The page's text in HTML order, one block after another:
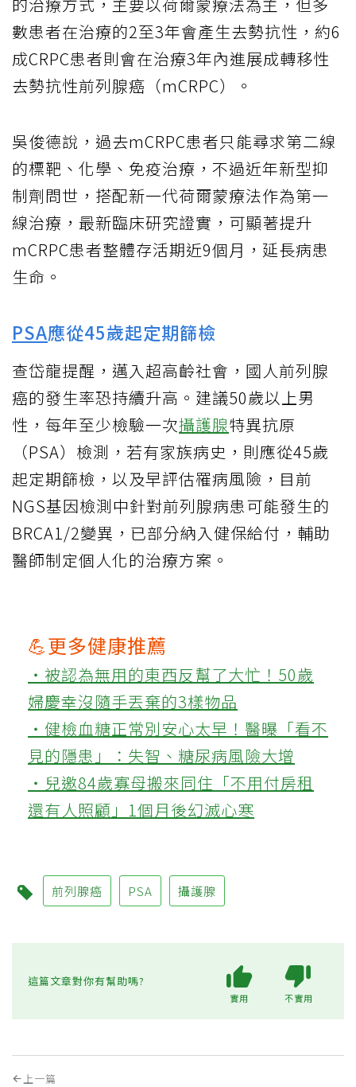
數患者在治療的2至3年會產生去勢抗性，約6
成CRPC患者則會在治療3年內進展成轉移性
去勢抗性前列腺癌（mCRPC）。
吳俊德說，過去mCRPC患者只能尋求第二線
的標靶、化學、免疫治療，不過近年新型抑
制劑問世，搭配新一代荷爾蒙療法作為第一
線治療，最新臨床研究證實，可顯著提升
mCRPC患者整體存活期近9個月，延長病患
生命。
PSA應從45歲起定期篩檢
查岱龍提醒，邁入超高齡社會，國人前列腺
癌的發生率恐持續升高。建議50歲以上男
性，每年至少檢驗一次攝護腺特異抗原
（PSA）檢測，若有家族病史，則應從45歲
起定期篩檢，以及早評估罹病風險，目前
NGS基因檢測中針對前列腺病患可能發生的
BRCA1/2變異，已部分納入健保給付，輔助
醫師制定個人化的治療方案。
💪更多健康推薦
‧被認為無用的東西反幫了大忙！50歲
婦慶幸沒隨手丟棄的3樣物品
‧健檢血糖正常別安心太早！醫曝「看不
見的隱患」：失智、糖尿病風險大增
‧兒邀84歲寡母搬來同住「不用付房租
還有人照顧」1個月後幻滅心寒
前列腺癌 PSA 攝護腺
這篇文章對你有幫助嗎?
實用 不實用
上一篇